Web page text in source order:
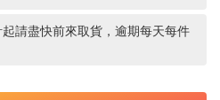
請盡快前來取貨，逾期每天每件